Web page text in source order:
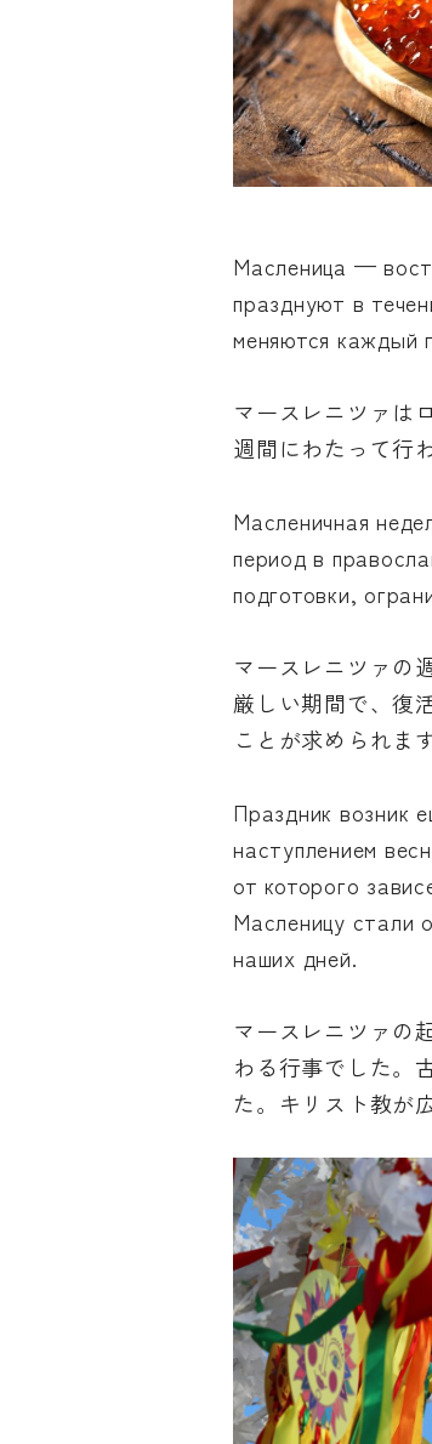
Масленица —
празднуют в
меняются каждый
マースレニツァは
週間にわたって行
Масленичная
период в
подготовки,
マースレニツァの
厳しい期間で、復
ことが求められます
Праздник возник
наступлением
от которого
Масленицу стали
наших дней.
マースレニツァの
わる行事でした。
た。キリスト教が